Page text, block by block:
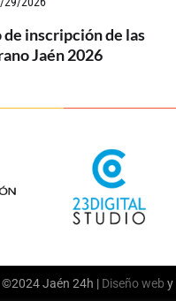
de inscripción de las
Jaén 2026
Jaén 24h | Diseño web y